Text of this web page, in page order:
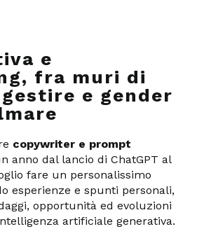
e
fra muri di
e gender
copywriter e prompt
anno dal lancio di ChatGPT al
fare un personalissimo
esperienze e spunti personali,
opportunità ed evoluzioni
artificiale generativa.